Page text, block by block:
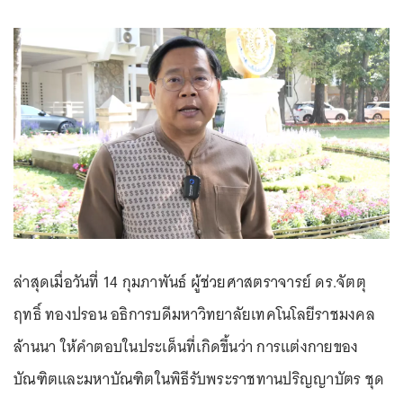
ล่าสุดเมื่อวันที่ 14 กุมภาพันธ์ ผู้ช่วยศาสตราจารย์ ดร.จัตตุ
ฤทธิ์ ทองปรอน อธิการบดีมหาวิทยาลัยเทคโนโลยีราชมงคล
ล้านนา ให้คำตอบในประเด็นที่เกิดขึ้นว่า การแต่งกายของ
บัณฑิตและมหาบัณฑิตในพิธีรับพระราชทานปริญญาบัตร ชุด